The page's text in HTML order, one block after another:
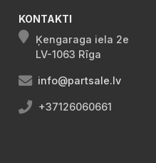
KONTAKTI
Ķengaraga iela 2e
LV-1063 Rīga
info@partsale.lv
+37126060661